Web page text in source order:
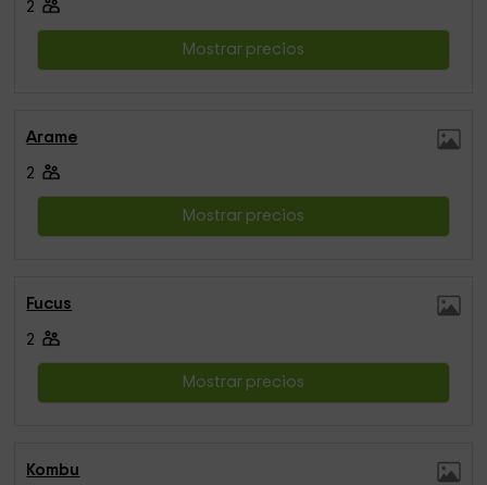
2
Mostrar precios
Arame
2
Mostrar precios
Fucus
2
Mostrar precios
Kombu